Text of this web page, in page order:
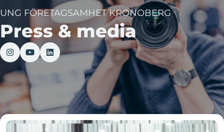
UNG FÖRETAGSAMHET KRONOBERG
Press & media